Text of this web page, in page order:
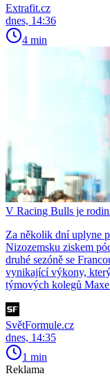
Extrafit.cz
dnes, 14:36
4 min
V Racing Bulls je
Za několik dní uplyne
Nizozemsku ziskem
druhé sezóně se
vynikající výkony,
týmových kolegů Maxe
SvětFormule.cz
dnes, 14:35
1 min
Reklama